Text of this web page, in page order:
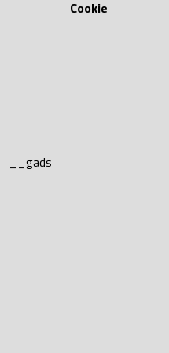
Cookie
__gads